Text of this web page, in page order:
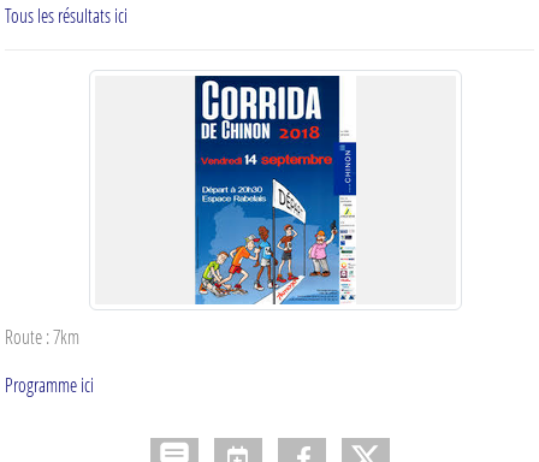
Tous les résultats ici
Route : 7km
Programme ici